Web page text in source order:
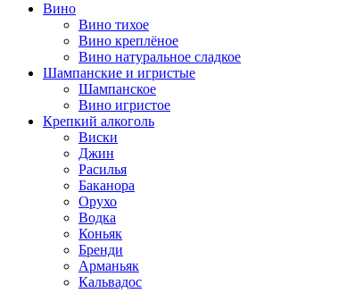
Вино
Вино тихое
Вино креплёное
Вино натуральное сладкое
Шампанские и игристые
Шампанское
Вино игристое
Крепкий алкоголь
Виски
Джин
Расилья
Баканора
Орухо
Водка
Коньяк
Бренди
Арманьяк
Кальвадос